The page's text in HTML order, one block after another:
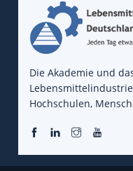
Die Akademie und
Hochschulen,